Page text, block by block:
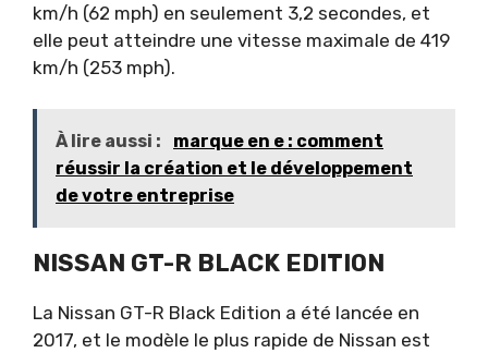
km/h (62 mph) en seulement 3,2 secondes, et
elle peut atteindre une vitesse maximale de 419
km/h (253 mph).
À lire aussi :
marque en e : comment
réussir la création et le développement
de votre entreprise
NISSAN GT-R BLACK EDITION
La Nissan GT-R Black Edition a été lancée en
2017, et le modèle le plus rapide de Nissan est